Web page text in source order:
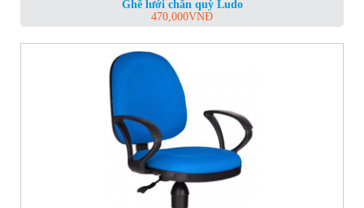
Ghế lưới chân quỳ Ludo
470,000VNĐ